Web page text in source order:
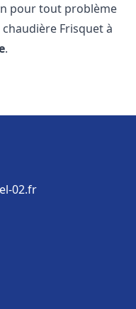
pour tout problème
Frisquet à
.
02.fr